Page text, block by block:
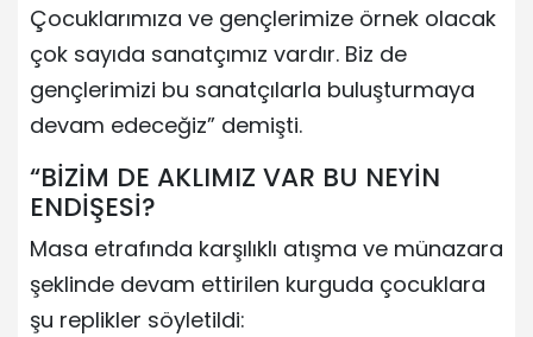
Çocuklarımıza ve gençlerimize örnek olacak
çok sayıda sanatçımız vardır. Biz de
gençlerimizi bu sanatçılarla buluşturmaya
devam edeceğiz” demişti.
“BİZİM DE AKLIMIZ VAR BU NEYİN
ENDİŞESİ?
Masa etrafında karşılıklı atışma ve münazara
şeklinde devam ettirilen kurguda çocuklara
şu replikler söyletildi: